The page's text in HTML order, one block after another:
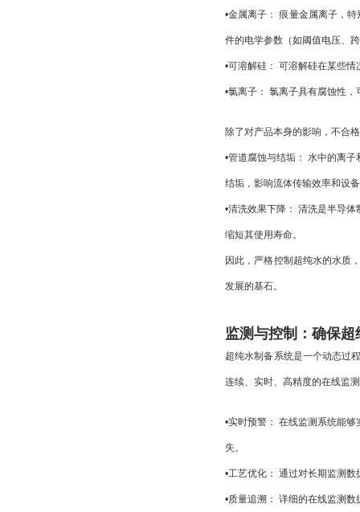
•金属离子： 痕量金属离子，特
件的电学参数（如阈值电压、
•可溶解硅： 可溶解硅在某些情
•氯离子： 氯离子具有腐蚀性，
除了对产品本身的影响，不合
•管道腐蚀与结垢： 水中的离子
结垢，影响流体传输效率和设
•清洗效果下降： 清洗是半导体
缩短其使用寿命。
因此，严格控制超纯水的水质
发展的基石。
监测与控制：确保
超纯水制备系统是一个动态过
连续、实时、高精度的在线监
•实时预警： 在线监测系统能够
失。
•工艺优化： 通过对长期监测数
•质量追溯： 详细的在线监测数